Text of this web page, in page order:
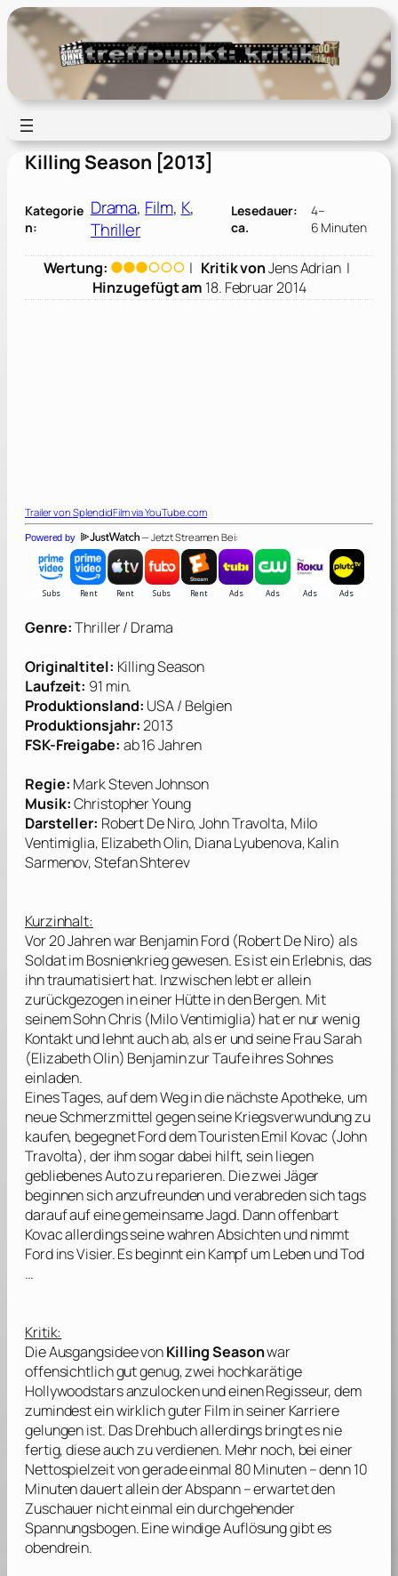
Zum
Inhalt
springen
Killing Season [2013]
Kategorie
n:
Drama, Film, K
Thriller
Lesedauer:
ca.
4–
6 Minuten
Wertung: | Kritik vonJens Adrian|
Hinzugefügt am 18. Februar 2014
Trailer von SplendidFilmvia YouTube.com
Powered by — Jetzt Streamen Bei:
Genre:Thriller / Drama
Originaltitel: Killing Season
Laufzeit: 91 min.
Produktionsland: USA / Belgien
Produktionsjahr:2013
FSK-Freigabe: ab 16 Jahren
Regie: Mark Steven Johnson
Musik:Christopher Young
Darsteller: Robert De Niro, John Travolta, Milo
Ventimiglia, Elizabeth Olin, Diana Lyubenova, Kalin
Sarmenov, Stefan Shterev
Kurzinhalt:
Vor 20 Jahren war Benjamin Ford (Robert De Niro) als
Soldat im Bosnienkrieg gewesen. Es ist ein Erlebnis, das
ihn traumatisiert hat. Inzwischen lebt er allein
zurückgezogen in einer Hütte in den Bergen. Mit
seinem Sohn Chris (Milo Ventimiglia) hat er nur wenig
Kontakt und lehnt auch ab, als er und seine Frau Sarah
(Elizabeth Olin) Benjamin zur Taufe ihres Sohnes
einladen.
Eines Tages, auf dem Weg in die nächste Apotheke, um
neue Schmerzmittel gegen seine Kriegsverwundung zu
kaufen, begegnet Ford dem Touristen Emil Kovac (John
Travolta), der ihm sogar dabei hilft, sein liegen
gebliebenes Auto zu reparieren. Die zwei Jäger
beginnen sich anzufreunden und verabreden sich tags
darauf auf eine gemeinsame Jagd. Dann offenbart
Kovac allerdings seine wahren Absichten und nimmt
Ford ins Visier. Es beginnt ein Kampf um Leben und Tod
…
Kritik:
Die Ausgangsidee vonKilling Seasonwar
offensichtlich gut genug, zwei hochkarätige
Hollywoodstars anzulocken und einen Regisseur, dem
zumindest ein wirklich guter Film in seiner Karriere
gelungen ist. Das Drehbuch allerdings bringt es nie
fertig, diese auch zu verdienen. Mehr noch, bei einer
Nettospielzeit von gerade einmal 80 Minuten – denn 10
Minuten dauert allein der Abspann – erwartet den
Zuschauer nicht einmal ein durchgehender
Spannungsbogen. Eine windige Auflösung gibt es
obendrein.